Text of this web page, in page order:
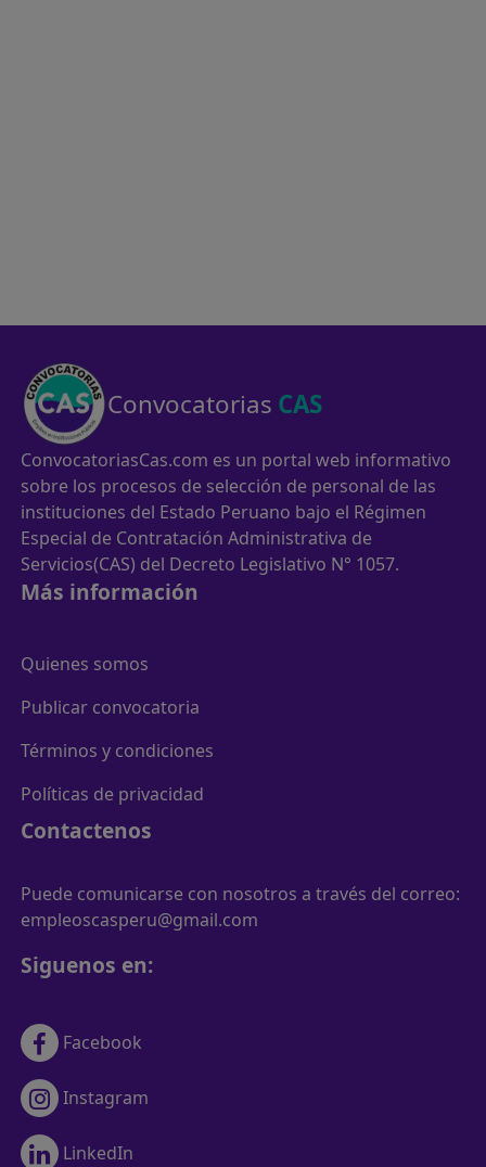
Convocatorias CAS
ConvocatoriasCas.com es un portal web informativo
sobre los procesos de selección de personal de las
instituciones del Estado Peruano bajo el Régimen
Especial de Contratación Administrativa de
Servicios(CAS) del Decreto Legislativo N° 1057.
Más información
Quienes somos
Publicar convocatoria
Términos y condiciones
Políticas de privacidad
Contactenos
Puede comunicarse con nosotros a través del correo:
empleoscasperu@gmail.com
Siguenos en:
Facebook
Instagram
LinkedIn